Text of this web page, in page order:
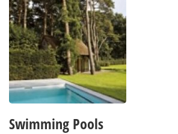
Swimming Pools